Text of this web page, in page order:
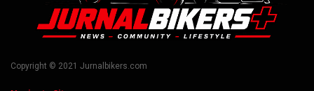
Copyright © 2021 Jurnalbikers.com